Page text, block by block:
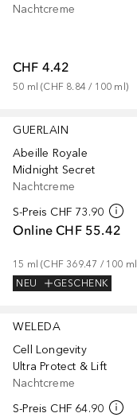
Nachtcreme
CHF 4.42
50 ml (CHF 8.84 / 100 ml)
GUERLAIN
Abeille Royale
Midnight Secret
Nachtcreme
S-Preis CHF 73.90
Online CHF 55.42
15 ml (CHF 369.47 / 100 ml
NEU
GESCHENK
WELEDA
Cell Longevity
Ultra Protect & Lift
Nachtcreme
S-Preis CHF 64.90